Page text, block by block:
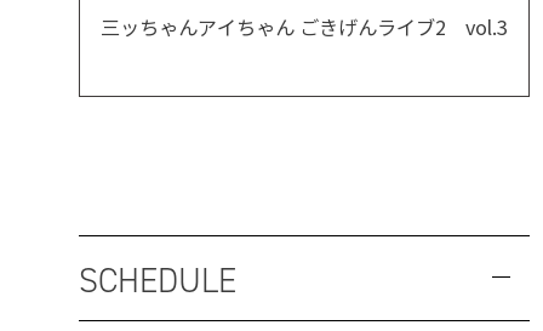
三ッちゃんアイちゃん ごきげんライブ2 vol.3
SCHEDULE